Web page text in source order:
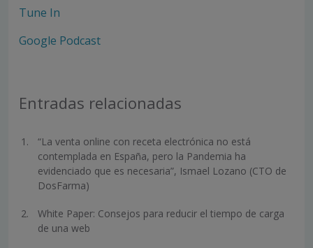
Tune In
Google Podcast
Entradas relacionadas
“La venta online con receta electrónica no está
contemplada en España, pero la Pandemia ha
evidenciado que es necesaria”, Ismael Lozano (CTO de
DosFarma)
White Paper: Consejos para reducir el tiempo de carga
de una web